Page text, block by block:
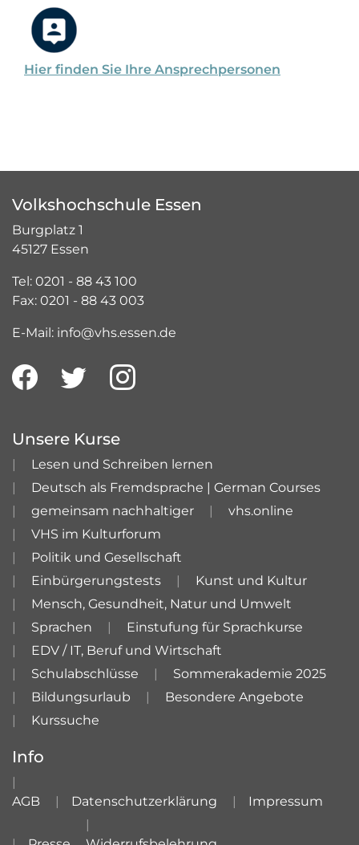
Hier finden Sie Ihre Ansprechpersonen
Volkshochschule Essen
Burgplatz 1
45127 Essen
Tel: 0201 - 88 43 100
Fax: 0201 - 88 43 003
E-Mail: info@vhs.essen.de
Unsere Kurse
Lesen und Schreiben lernen
Deutsch als Fremdsprache | German Courses
gemeinsam nachhaltiger
vhs.online
VHS im Kulturforum
Politik und Gesellschaft
Einbürgerungstests
Kunst und Kultur
Mensch, Gesundheit, Natur und Umwelt
Sprachen
Einstufung für Sprachkurse
EDV / IT, Beruf und Wirtschaft
Schulabschlüsse
Sommerakademie 2025
Bildungsurlaub
Besondere Angebote
Kurssuche
Info
AGB Datenschutzerklärung Impressum